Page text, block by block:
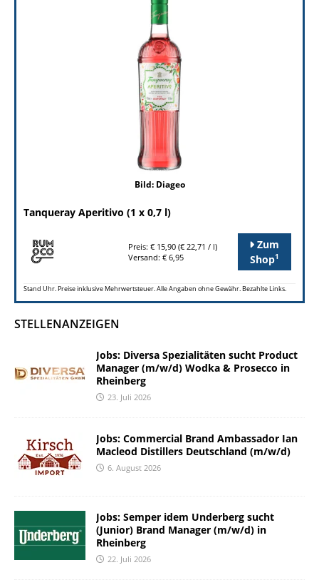
Bild: Diageo
Tanqueray Aperitivo (1 x 0,7 l)
Preis: € 15,90 (€ 22,71 / l)
Versand: € 6,95
Zum
Shop1
Stand Uhr. Preise inklusive Mehrwertsteuer. Alle Angaben ohne Gewähr. Bezahlte Links.
STELLENANZEIGEN
Jobs: Diversa Spezialitäten sucht Product
Manager (m/w/d) Wodka & Prosecco in
Rheinberg
23. Juli 2026
Jobs: Commercial Brand Ambassador Ian
Macleod Distillers Deutschland (m/w/d)
6. August 2026
Jobs: Semper idem Underberg sucht
(Junior) Brand Manager (m/w/d) in
Rheinberg
22. Juli 2026